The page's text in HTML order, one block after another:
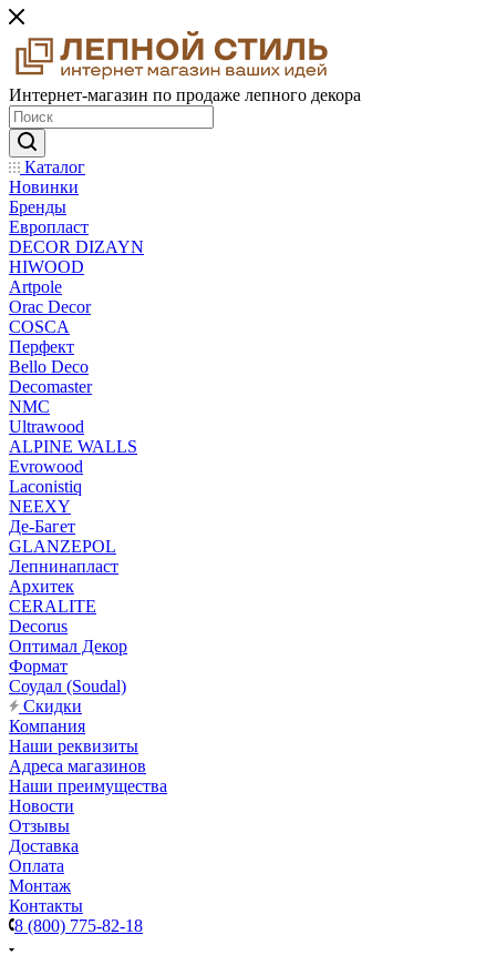
Интернет-магазин по продаже лепного декора
Каталог
Новинки
Бренды
Европласт
DECOR DIZAYN
HIWOOD
Artpole
Orac Decor
COSCA
Перфект
Bello Deco
Decomaster
NMС
Ultrawood
ALPINE WALLS
Evrowood
Laconistiq
NEEXY
Де-Багет
GLANZEPOL
Лепнинапласт
Архитек
CERALITE
Decorus
Оптимал Декор
Формат
Соудал (Soudal)
Скидки
Компания
Наши реквизиты
Адреса магазинов
Наши преимущества
Новости
Отзывы
Доставка
Оплата
Монтаж
Контакты
8 (800) 775-82-18